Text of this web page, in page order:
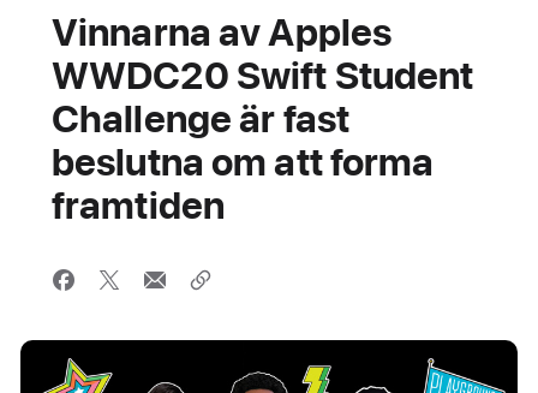
Vinnarna av Apples
WWDC20 Swift Student
Challenge är fast
beslutna om att forma
framtiden